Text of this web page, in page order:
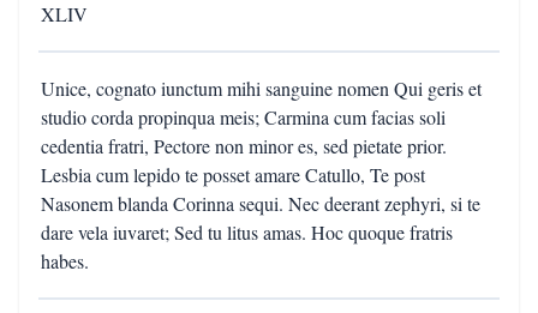
XLIV
Unice, cognato iunctum mihi sanguine nomen Qui geris et
studio corda propinqua meis; Carmina cum facias soli
cedentia fratri, Pectore non minor es, sed pietate prior.
Lesbia cum lepido te posset amare Catullo, Te post
Nasonem blanda Corinna sequi. Nec deerant zephyri, si te
dare vela iuvaret; Sed tu litus amas. Hoc quoque fratris
habes.